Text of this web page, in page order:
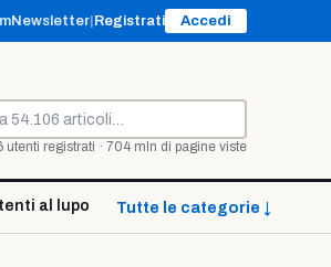
Newsletter Registrati Accedi
utenti registrati · 704 mln di pagine viste
al lupo Tutte le categorie ↓